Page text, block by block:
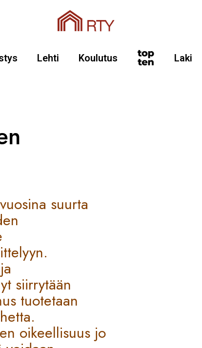
Lehti Koulutus Laki
suurta
siirrytään
tuotetaan
oikeellisuus jo